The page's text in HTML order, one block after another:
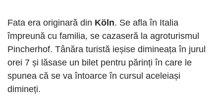
Fata era originară din Köln. Se afla în Italia
împreună cu familia, se cazaseră la agroturismul
Pincherhof. Tânăra turistă ieșise dimineața în jurul
orei 7 și lăsase un bilet pentru părinți în care le
spunea că se va întoarce în cursul aceleiași
dimineți.